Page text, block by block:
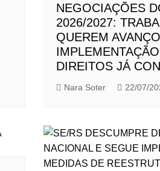
NEGOCIAÇÕES
2026/2027:
QUEREM
DIREITOS JÁ
Nara Soter 22/07/